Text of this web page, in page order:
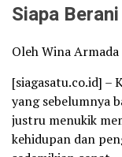
Siapa
Oleh Wina
[siagasatu.co.id] –
yang sebelumnya
justru menukik
kehidupan dan